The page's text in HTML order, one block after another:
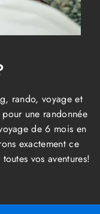
rando, voyage et
une randonnée
de 6 mois en
exactement ce
vos aventures!